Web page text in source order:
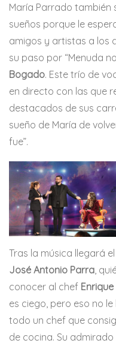
María Parrado también
sueños porque le
amigos y artistas a los
su paso por “Menuda
Bogado. Este trío de
en directo con las que
destacados de sus
sueño de María de
fue”.
Tras la música llegará
José Antonio Parra,
conocer al chef
es ciego, pero eso no
todo un chef que
de cocina. Su